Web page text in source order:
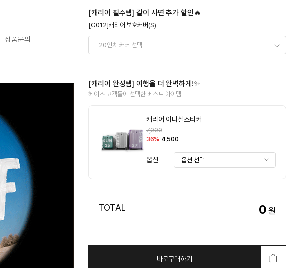
상품문의
[캐리어 필수템] 같이 사면 추가 할인🔥
[G012]캐리어 보호커버(S)
[캐리어 완성템] 여행을 더 완벽하게!✨
헤이즈 고객들이 선택한 베스트 아이템
캐리어 이니셜스티커
7,000
36% 4,500
옵션
TOTAL 0원
바로구매하기